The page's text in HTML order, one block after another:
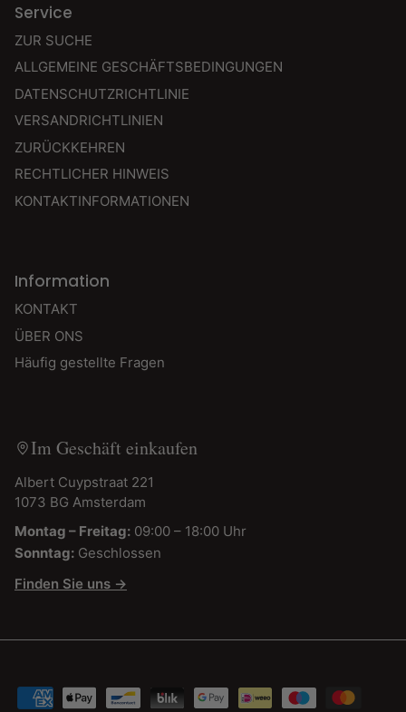
Service
ZUR SUCHE
ALLGEMEINE GESCHÄFTSBEDINGUNGEN
DATENSCHUTZRICHTLINIE
VERSANDRICHTLINIEN
ZURÜCKKEHREN
RECHTLICHER HINWEIS
KONTAKTINFORMATIONEN
Information
KONTAKT
ÜBER ONS
Häufig gestellte Fragen
Im Geschäft einkaufen
Albert Cuypstraat 221
1073 BG Amsterdam
Montag – Freitag: 09:00 – 18:00 Uhr
Sonntag: Geschlossen
Finden Sie uns →